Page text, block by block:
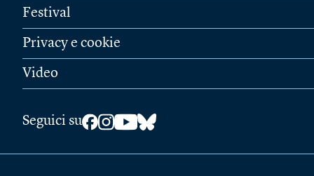
Festival
Privacy e cookie
Video
Seguici su